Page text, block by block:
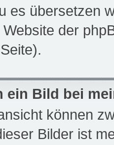
es übersetzen
der
ein Bild bei
können
Bilder ist